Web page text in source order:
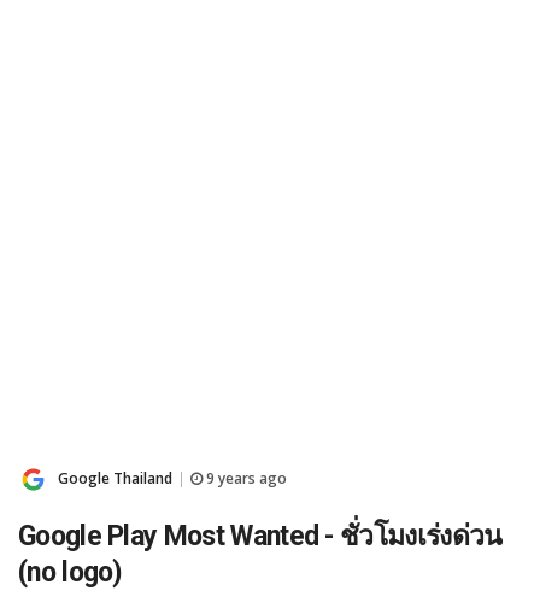
Google Thailand 9 years ago
Google Play Most Wanted - ชั่วโมงเร่งด่วน
(no logo)